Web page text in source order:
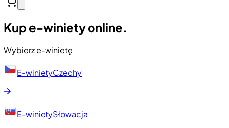
Kup e-winiety online.
Wybierz e-winietę
E-winietyCzechy
E-winietySłowacja